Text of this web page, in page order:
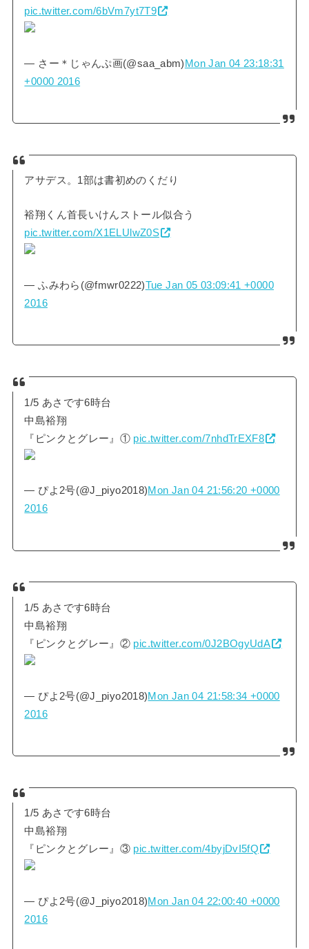
pic.twitter.com/6bVm7yt7T9
— さー＊じゃんぷ画(@saa_abm) Mon Jan 04 23:18:31
+0000 2016
アサデス。1部は書初めのくだり
裕翔くん首長いけんストール似合う
pic.twitter.com/X1ELUlwZ0S
— ふみわら(@fmwr0222)Tue Jan 05 03:09:41 +0000
2016
1/5 あさです6時台
中島裕翔
『ピンクとグレー』① pic.twitter.com/7nhdTrEXF8
— ぴよ2号(@J_piyo2018)Mon Jan 04 21:56:20 +0000
2016
1/5 あさです6時台
中島裕翔
『ピンクとグレー』② pic.twitter.com/0J2BOgyUdA
— ぴよ2号(@J_piyo2018)Mon Jan 04 21:58:34 +0000
2016
1/5 あさです6時台
中島裕翔
『ピンクとグレー』③ pic.twitter.com/4byjDvI5fQ
— ぴよ2号(@J_piyo2018)Mon Jan 04 22:00:40 +0000
2016